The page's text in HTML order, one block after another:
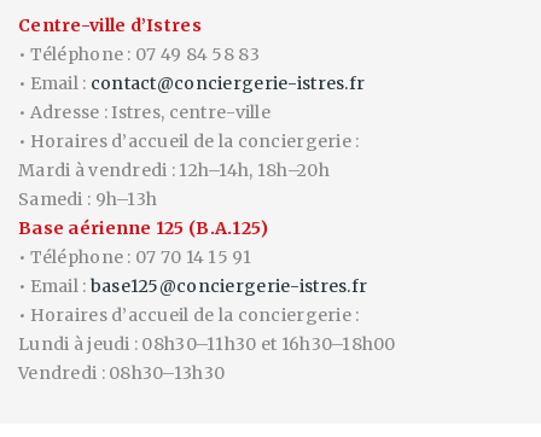
Centre-ville d’Istres
• Téléphone : 07 49 84 58 83
• Email : contact@conciergerie-istres.fr
• Adresse : Istres, centre-ville
• Horaires d’accueil de la conciergerie :
Mardi à vendredi : 12h–14h, 18h–20h
Samedi : 9h–13h
Base aérienne 125 (B.A.125)
• Téléphone : 07 70 14 15 91
• Email : base125@conciergerie-istres.fr
• Horaires d’accueil de la conciergerie :
Lundi à jeudi : 08h30–11h30 et 16h30–18h00
Vendredi : 08h30–13h30